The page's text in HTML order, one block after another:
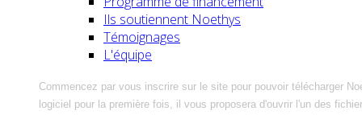
Ils soutiennent Noethys
Témoignages
L'équipe
Commencez par vous inscrire sur le site pour pouvoir télécharger
logiciel pour la première fois, il vous proposera d'ouvrir l'un des